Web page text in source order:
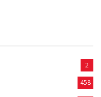
2
458